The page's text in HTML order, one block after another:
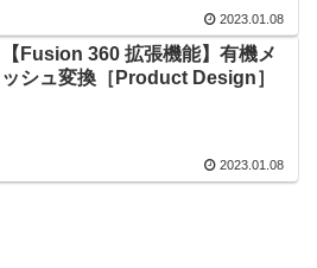
2023.01.08
【Fusion 360 拡張機能】有機メ
ッシュ変換［Product Design］
2023.01.08